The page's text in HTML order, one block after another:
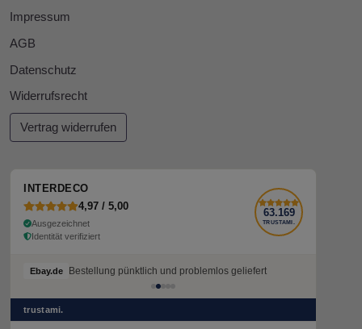
Impressum
AGB
Datenschutz
Widerrufsrecht
Vertrag widerrufen
INTERDECO
4,97 / 5,00
Ausgezeichnet
Identität verifiziert
63.169
TRUSTAMI.
Ebay.de Bestellung pünktlich und problemlos geliefert
trustami.